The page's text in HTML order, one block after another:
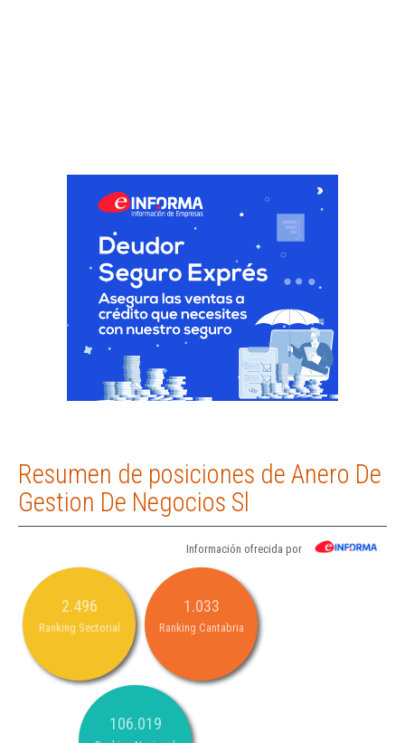
Resumen de posiciones de Anero De
Gestion De Negocios Sl
Información ofrecida por
2.496
Ranking Sectorial
1.033
Ranking Cantabria
106.019